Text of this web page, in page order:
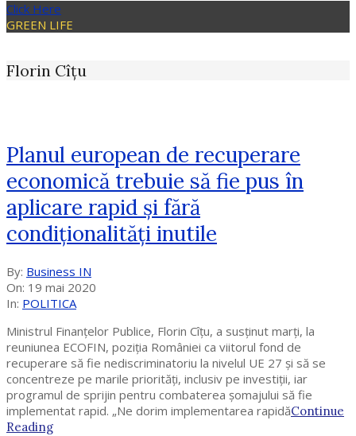
Click Here
GREEN LIFE
Florin Cîțu
Planul european de recuperare
economică trebuie să fie pus în
aplicare rapid și fără
condiționalități inutile
2020-
05-
19
By: Business IN
On: 19 mai 2020
In: POLITICA
Ministrul Finanțelor Publice, Florin Cîțu, a susținut marți, la
reuniunea ECOFIN, poziția României ca viitorul fond de
recuperare să fie nediscriminatoriu la nivelul UE 27 și să se
concentreze pe marile priorități, inclusiv pe investiții, iar
programul de sprijin pentru combaterea șomajului să fie
implementat rapid. „Ne dorim implementarea rapidăContinue
Reading